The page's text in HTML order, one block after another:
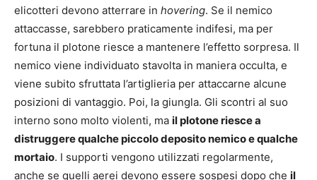
elicotteri devono atterrare in hovering. Se il nemico
attaccasse, sarebbero praticamente indifesi, ma per
fortuna il plotone riesce a mantenere l’effetto sorpresa. Il
nemico viene individuato stavolta in maniera occulta, e
viene subito sfruttata l’artiglieria per attaccarne alcune
posizioni di vantaggio. Poi, la giungla. Gli scontri al suo
interno sono molto violenti, ma il plotone riesce a
distruggere qualche piccolo deposito nemico e qualche
mortaio. I supporti vengono utilizzati regolarmente,
anche se quelli aerei devono essere sospesi dopo che il